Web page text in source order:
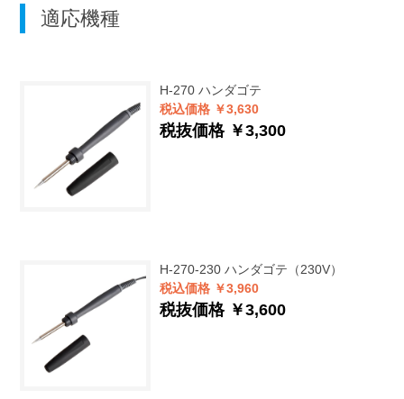
適応機種
H-270 ハンダゴテ
税込価格 ￥3,630
税抜価格 ￥3,300
H-270-230 ハンダゴテ（230V）
税込価格 ￥3,960
税抜価格 ￥3,600